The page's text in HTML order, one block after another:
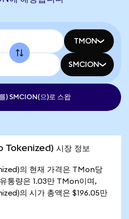
TMON
SMCION
) SMCION(으)로 스왑
시장 정보
의 현재 가격은 TMon당
통량은 1.03만 TMon이며,
의 시가 총액은 $196.05만